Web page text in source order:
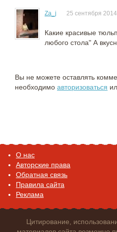
Za_j 25 сентября 2014
Какие красивые
любого стола" А
Вы не можете оставлять
необходимо авторизоваться
O нас
Авторские права
Обратная связь
Правила сайта
Реклама
Цитирование,